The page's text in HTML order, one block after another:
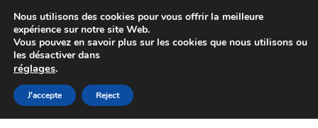
Colissimo livraison à partir de 7 EUR
Du lundi au vendredi de 9 h à 16 h
Aller
à
Aller
au
Nous utilisons des cookies pour vous offrir la meilleure
expérience sur notre site Web.
Vous pouvez en savoir plus sur les cookies que nous utilisons ou
les désactiver dans
réglages.
J'accepte Reject